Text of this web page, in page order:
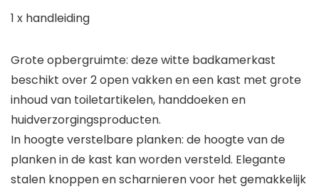
1 x handleiding
Grote opbergruimte: deze witte badkamerkast
beschikt over 2 open vakken en een kast met grote
inhoud van toiletartikelen, handdoeken en
huidverzorgingsproducten.
In hoogte verstelbare planken: de hoogte van de
planken in de kast kan worden versteld. Elegante
stalen knoppen en scharnieren voor het gemakkelijk